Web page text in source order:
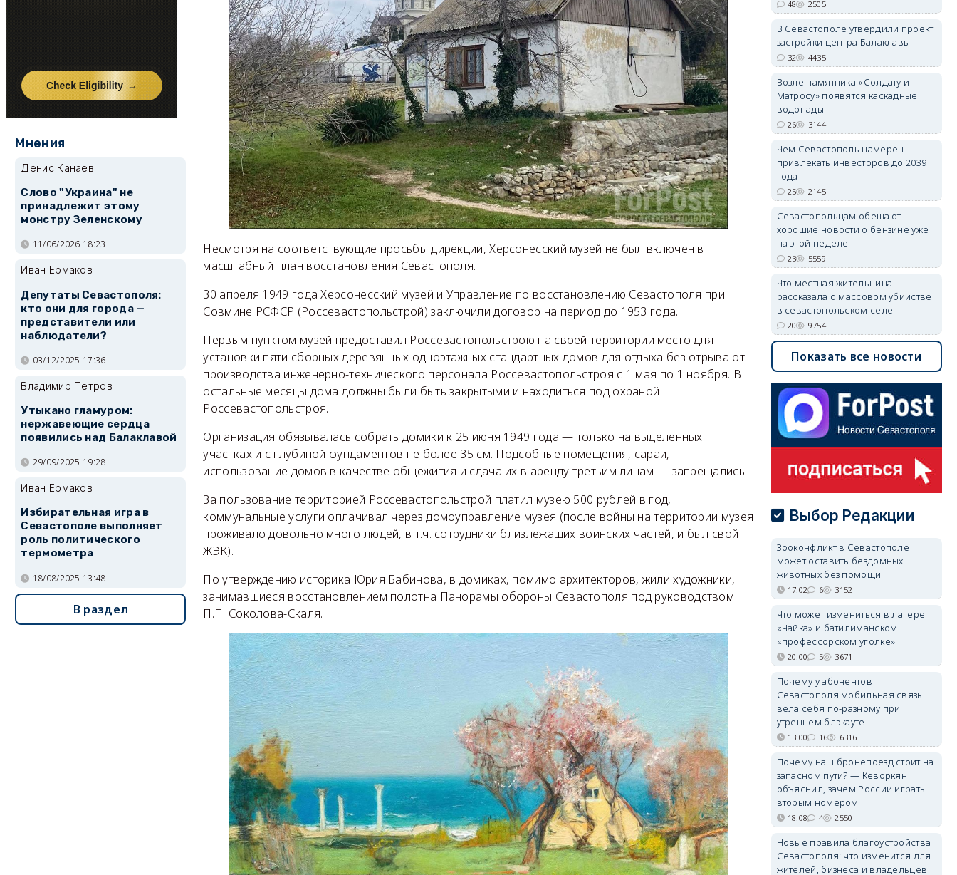
Несмотря на соответствующие просьбы дирекции, Херсонесский музей не был включён в
масштабный план восстановления Севастополя.
30 апреля 1949 года Херсонесский музей и Управление по восстановлению Севастополя при
Совмине РСФСР (Россевастопольстрой) заключили договор на период до 1953 года.
Первым пунктом музей предоставил Россевастопольстрою на своей территории место для
установки пяти сборных деревянных одноэтажных стандартных домов для отдыха без отрыва от
производства инженерно-технического персонала Россевастопольстроя с 1 мая по 1 ноября. В
остальные месяцы дома должны были быть закрытыми и находиться под охраной
Россевастопольстроя.
Организация обязывалась собрать домики к 25 июня 1949 года — только на выделенных
участках и с глубиной фундаментов не более 35 см. Подсобные помещения, сараи,
использование домов в качестве общежития и сдача их в аренду третьим лицам — запрещались.
За пользование территорией Россевастопольстрой платил музею 500 рублей в год,
коммунальные услуги оплачивал через домоуправление музея (после войны на территории музея
проживало довольно много людей, в т.ч. сотрудники близлежащих воинских частей, и был свой
ЖЭК).
По утверждению историка Юрия Бабинова, в домиках, помимо архитекторов, жили художники,
занимавшиеся восстановлением полотна Панорамы обороны Севастополя под руководством
П.П. Соколова-Скаля.
Мнения
Денис Канаев
Слово "Украина" не
принадлежит этому
монстру Зеленскому
11/06/2026 18:23
Иван Ермаков
Депутаты Севастополя:
кто они для города —
представители или
наблюдатели?
03/12/2025 17:36
Владимир Петров
Утыкано гламуром:
нержавеющие сердца
появились над Балаклавой
29/09/2025 19:28
Иван Ермаков
Избирательная игра в
Севастополе выполняет
роль политического
термометра
18/08/2025 13:48
В раздел
48 2505
В Севастополе утвердили проект
застройки центра Балаклавы
32 4435
Возле памятника «Солдату и
Матросу» появятся каскадные
водопады
26 3144
Чем Севастополь намерен
привлекать инвесторов до 2039
года
25 2145
Севастопольцам обещают
хорошие новости о бензине уже
на этой неделе
23 5559
Что местная жительница
рассказала о массовом убийстве
в севастопольском селе
20 9754
Показать все новости
Выбор Редакции
Зооконфликт в Севастополе
может оставить бездомных
животных без помощи
17:02 6 3152
Что может измениться в лагере
«Чайка» и батилиманском
«профессорском уголке»
20:00 5 3671
Почему у абонентов
Севастополя мобильная связь
вела себя по-разному при
утреннем блэкауте
13:00 16 6316
Почему наш бронепоезд стоит на
запасном пути? — Кеворкян
объяснил, зачем России играть
вторым номером
18:08 4 2550
Новые правила благоустройства
Севастополя: что изменится для
жителей, бизнеса и владельцев